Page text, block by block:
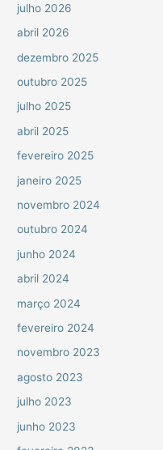
julho 2026
abril 2026
dezembro 2025
outubro 2025
julho 2025
abril 2025
fevereiro 2025
janeiro 2025
novembro 2024
outubro 2024
junho 2024
abril 2024
março 2024
fevereiro 2024
novembro 2023
agosto 2023
julho 2023
junho 2023